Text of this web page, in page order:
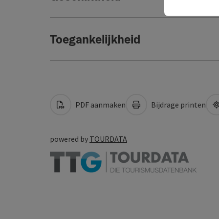
Toegankelijkheid
PDF aanmaken Bijdrage printen
powered by TOURDATA